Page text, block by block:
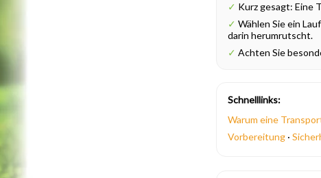
✓ Kurz gesagt: Eine
✓ Wählen Sie ein
darin herumrutscht.
✓ Achten Sie
Schnelllinks:
Warum eine
Vorbereitung ·